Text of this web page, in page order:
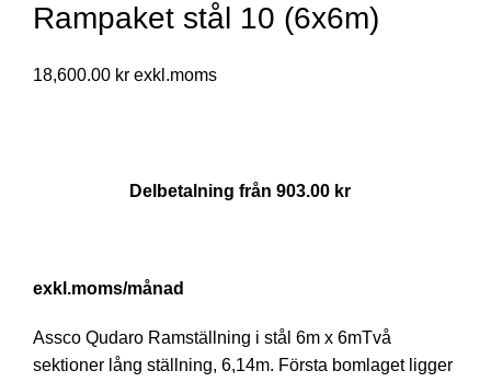
Rampaket stål 10 (6x6m)
18,600.00 kr
Delbetalning från 903.00 kr
/månad
Assco Qudaro Ramställning i stål 6m x 6mTvå
sektioner lång ställning, 6,14m. Första bomlaget ligger